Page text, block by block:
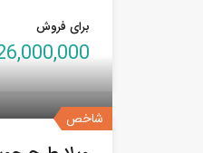
برای فروش
شاخص